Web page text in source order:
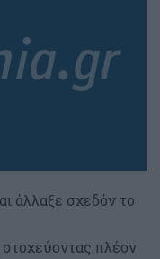
άλλαξε σχεδόν το
πλέον